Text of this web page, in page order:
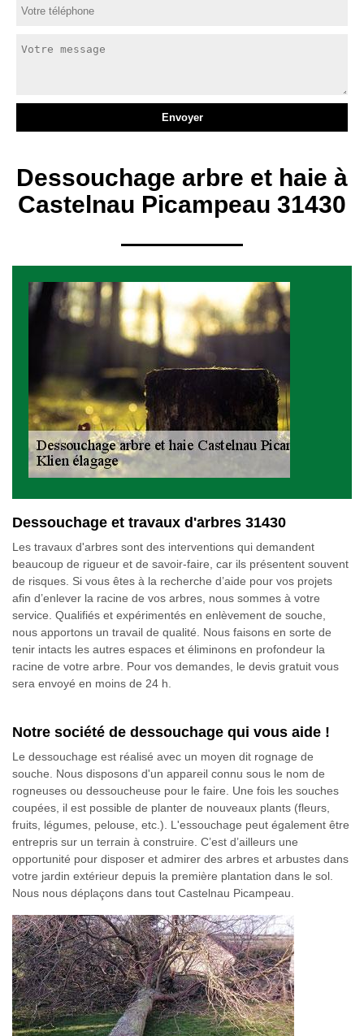
Dessouchage arbre et haie à
Castelnau Picampeau 31430
Dessouchage et travaux d'arbres 31430
Les travaux d'arbres sont des interventions qui demandent
beaucoup de rigueur et de savoir-faire, car ils présentent souvent
de risques. Si vous êtes à la recherche d’aide pour vos projets
afin d’enlever la racine de vos arbres, nous sommes à votre
service. Qualifiés et expérimentés en enlèvement de souche,
nous apportons un travail de qualité. Nous faisons en sorte de
tenir intacts les autres espaces et éliminons en profondeur la
racine de votre arbre. Pour vos demandes, le devis gratuit vous
sera envoyé en moins de 24 h.
Notre société de dessouchage qui vous aide !
Le dessouchage est réalisé avec un moyen dit rognage de
souche. Nous disposons d'un appareil connu sous le nom de
rogneuses ou dessoucheuse pour le faire. Une fois les souches
coupées, il est possible de planter de nouveaux plants (fleurs,
fruits, légumes, pelouse, etc.). L'essouchage peut également être
entrepris sur un terrain à construire. C’est d’ailleurs une
opportunité pour disposer et admirer des arbres et arbustes dans
votre jardin extérieur depuis la première plantation dans le sol.
Nous nous déplaçons dans tout Castelnau Picampeau.